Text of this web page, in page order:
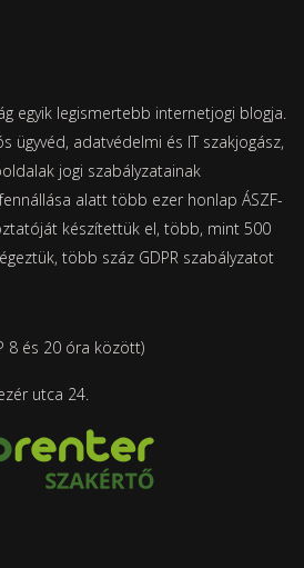
egyik legismertebb internetjogi blogja.
ügyvéd, adatvédelmi és IT szakjogász,
jogi szabályzatainak
alatt több ezer honlap ÁSZF-
készítettük el, több, mint 500
több száz GDPR szabályzatot
8 és 20 óra között)
utca 24.